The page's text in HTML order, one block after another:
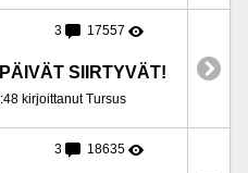
3 17557
SIIRTYVÄT!
kirjoittanut Tursus
3 18635